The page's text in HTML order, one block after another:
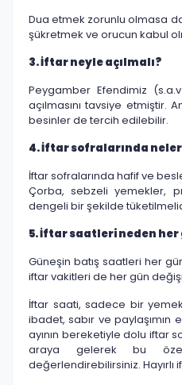
Dua etmek zorunlu olmasa
şükretmek ve orucun kabul
3. İftar neyle açılmalı?
Peygamber Efendimiz
açılmasını tavsiye etmiştir.
besinler de tercih edilebilir.
4. İftar sofralarında
İftar sofralarında hafif ve
Çorba, sebzeli yemekler,
dengeli bir şekilde
5. İftar saatleri neden her
Güneşin batış saatleri her
iftar vakitleri de her gün
İftar saati, sadece bir
ibadet, sabır ve paylaşımın
ayının bereketiyle dolu iftar
araya gelerek bu
değerlendirebilirsiniz. Hayırlı